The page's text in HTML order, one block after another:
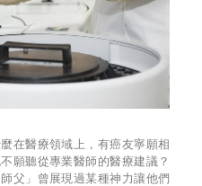
在醫療領域上，有癌友寧願相
願聽從專業醫師的醫療建議？
父」曾展現過某種神力讓他們